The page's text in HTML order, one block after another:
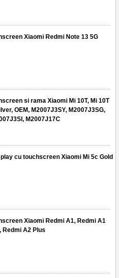
Xiaomi Redmi Note 13 5G
si rama Xiaomi Mi 10T, Mi 10T
OEM, M2007J3SY, M2007J3SG,
M2007J17C
cu touchscreen Xiaomi Mi 5c Gold
Xiaomi Redmi A1, Redmi A1
Redmi A2 Plus